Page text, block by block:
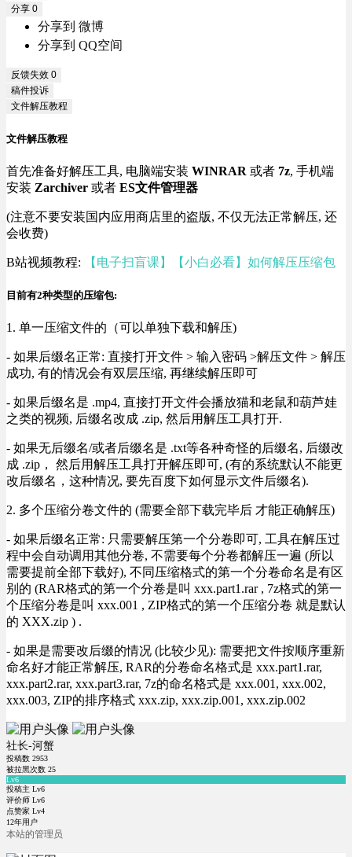
分享 0
分享到 微博
分享到 QQ空间
反馈失效 0
稿件投诉
文件解压教程
文件解压教程
首先准备好解压工具, 电脑端安装 WINRAR 或者 7z, 手机端
安装 Zarchiver 或者 ES文件管理器
(注意不要安装国内应用商店里的盗版, 不仅无法正常解压, 还
会收费)
B站视频教程: 【电子扫盲课】【小白必看】如何解压压缩包
目前有2种类型的压缩包:
1. 单一压缩文件的（可以单独下载和解压)
- 如果后缀名正常: 直接打开文件 > 输入密码 >解压文件 > 解压
成功, 有的情况会有双层压缩, 再继续解压即可
- 如果后缀名是 .mp4, 直接打开文件会播放猫和老鼠和葫芦娃
之类的视频, 后缀名改成 .zip, 然后用解压工具打开.
- 如果无后缀名/或者后缀名是 .txt等各种奇怪的后缀名, 后缀改
成 .zip， 然后用解压工具打开解压即可, (有的系统默认不能更
改后缀名，这种情况, 要先百度下如何显示文件后缀名).
2. 多个压缩分卷文件的 (需要全部下载完毕后 才能正确解压)
- 如果后缀名正常: 只需要解压第一个分卷即可, 工具在解压过
程中会自动调用其他分卷, 不需要每个分卷都解压一遍 (所以
需要提前全部下载好), 不同压缩格式的第一个分卷命名是有区
别的 (RAR格式的第一个分卷是叫 xxx.part1.rar , 7z格式的第一
个压缩分卷是叫 xxx.001 , ZIP格式的第一个压缩分卷 就是默认
的 XXX.zip ) .
- 如果是需要改后缀的情况 (比较少见): 需要把文件按顺序重新
命名好才能正常解压, RAR的分卷命名格式是 xxx.part1.rar,
xxx.part2.rar, xxx.part3.rar, 7z的命名格式是 xxx.001, xxx.002,
xxx.003, ZIP的排序格式 xxx.zip, xxx.zip.001, xxx.zip.002
社长-河蟹
投稿数 2953
被拉黑次数 25
Lv6
投稿主 Lv6
评价师 Lv6
点赞家 Lv4
12年用户
本站的管理员